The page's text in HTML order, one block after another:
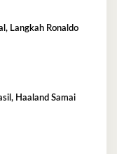
Langkah Ronaldo
Haaland Samai